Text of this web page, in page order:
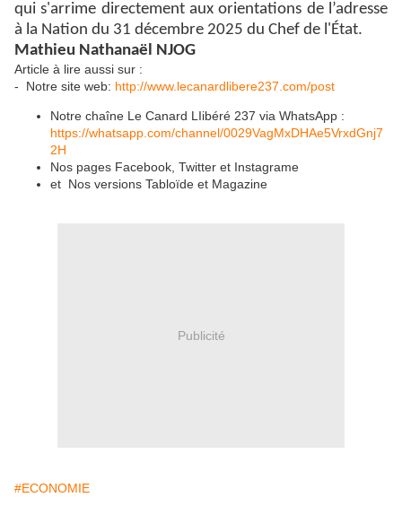
qui s'arrime directement aux orientations de l’adresse
à la Nation du 31 décembre 2025 du Chef de l'État.
Mathieu Nathanaël NJOG
Article à lire aussi sur :
- Notre site web: http://www.lecanardlibere237.com/post
Notre chaîne Le Canard LIibéré 237 via WhatsApp :
https://whatsapp.com/channel/0029VagMxDHAe5VrxdGnj7
2H
Nos pages Facebook, Twitter et Instagrame
et Nos versions Tabloïde et Magazine
Publicité
#ECONOMIE